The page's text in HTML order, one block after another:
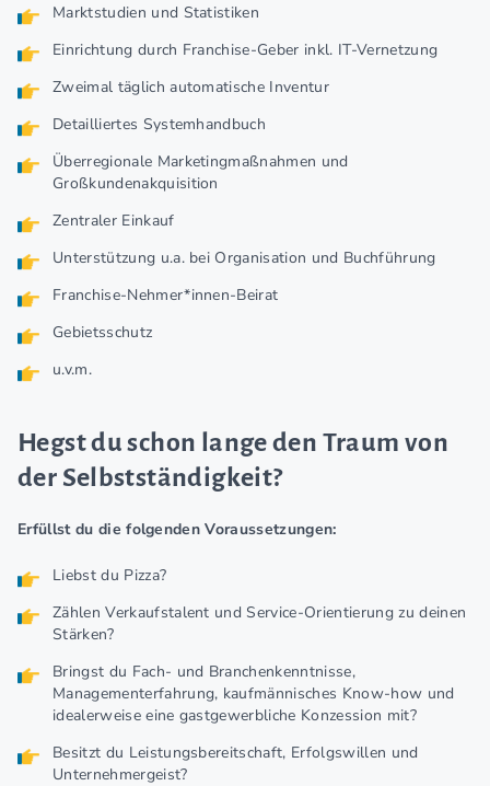
Marktstudien und Statistiken
Einrichtung durch Franchise-Geber inkl. IT-Vernetzung
Zweimal täglich automatische Inventur
Detailliertes Systemhandbuch
Überregionale Marketingmaßnahmen und
Großkundenakquisition
Zentraler Einkauf
Unterstützung u.a. bei Organisation und Buchführung
Franchise-Nehmer*innen-Beirat
Gebietsschutz
u.v.m.
Hegst du schon lange den Traum von
der Selbstständigkeit?
Erfüllst du die folgenden Voraussetzungen:
Liebst du Pizza?
Zählen Verkaufstalent und Service-Orientierung zu deinen
Stärken?
Bringst du Fach- und Branchenkenntnisse,
Managementerfahrung, kaufmännisches Know-how und
idealerweise eine gastgewerbliche Konzession mit?
Besitzt du Leistungsbereitschaft, Erfolgswillen und
Unternehmergeist?